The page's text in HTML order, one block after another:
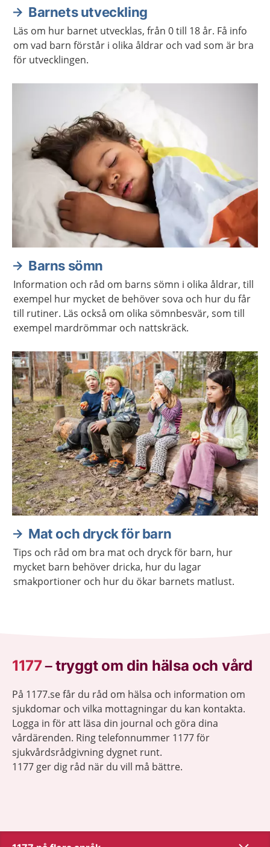
Barnets utveckling
Läs om hur barnet utvecklas, från 0 till 18 år. Få info
om vad barn förstår i olika åldrar och vad som är bra
för utvecklingen.
Barns sömn
Information och råd om barns sömn i olika åldrar, till
exempel hur mycket de behöver sova och hur du får
till rutiner. Läs också om olika sömnbesvär, som till
exempel mardrömmar och nattskräck.
Mat och dryck för barn
Tips och råd om bra mat och dryck för barn, hur
mycket barn behöver dricka, hur du lagar
smakportioner och hur du ökar barnets matlust.
1177–tryggt om din hälsa och vård
På 1177.se får du råd om hälsa och information om
sjukdomar och vilka mottagningar du kan kontakta.
Logga in för att läsa din journal och göra dina
vårdärenden. Ring telefonnummer 1177 för
sjukvårdsrådgivning dygnet runt.
1177 ger dig råd när du vill må bättre.
Visa